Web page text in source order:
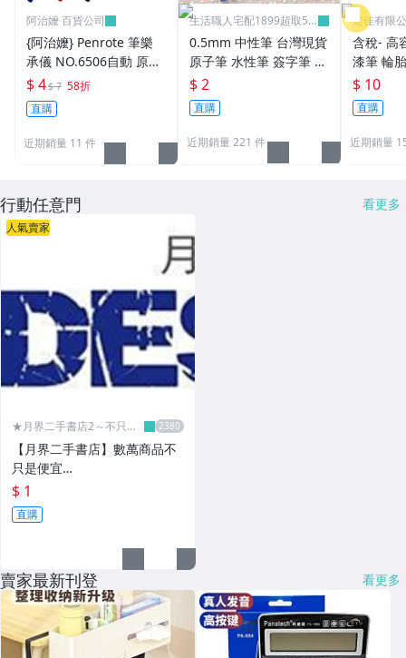
阿治嬤 百貨公司
{阿治嬤} Penrote 筆樂
承儀 NO.6506自動 原子
筆 贈品筆 廣告筆 0.5m
m
$ 4$ 7 58折
直購
近期銷量 11 件
生活職人宅配1899超取59
0.5mm 中性筆 台灣現貨
原子筆 水性筆 簽字筆 原
珠筆 鋼珠筆 批發 文具
學生 辦公用品 生活職人
【B072】
$ 2
直購
近期銷量 221 件
定佳有限
含稅- 高
漆筆 輪
補漆 12
$ 10
直購
近期銷量
行動任意門 看更多
人氣賣家
★月界二手書店2～不只是
【月界二手書店】數萬商品不
只是便宜…
$ 1
直購
賣家最新刊登 看更多